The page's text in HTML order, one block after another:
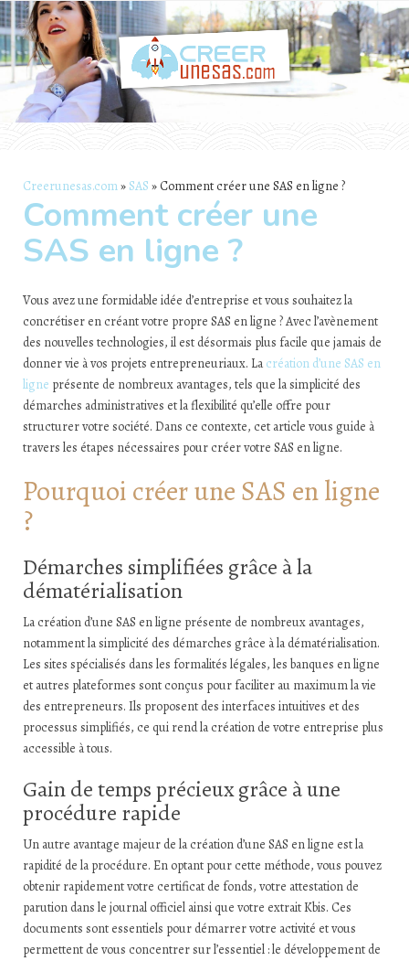
S
k
i
p
Creerunesas.com» SAS » Comment créer une SAS en ligne ?
Comment créer une
SAS en ligne ?
Vous avez une formidable idée d’entreprise et vous souhaitez la
concrétiser en créant votre propre SAS en ligne ? Avec l’avènement
des nouvelles technologies, il est désormais plus facile que jamais de
donner vie à vos projets entrepreneuriaux. La création d’une SAS en
ligne présente de nombreux avantages, tels que la simplicité des
démarches administratives et la flexibilité qu’elle offre pour
structurer votre société. Dans ce contexte, cet article vous guide à
travers les étapes nécessaires pour créer votre SAS en ligne.
Pourquoi créer une SAS en ligne
?
Démarches simplifiées grâce à la
dématérialisation
La création d’une SAS en ligne présente de nombreux avantages,
notamment la simplicité des démarches grâce à la dématérialisation.
Les sites spécialisés dans les formalités légales, les banques en ligne
et autres plateformes sont conçus pour faciliter au maximum la vie
des entrepreneurs. Ils proposent des interfaces intuitives et des
processus simplifiés, ce qui rend la création de votre entreprise plus
accessible à tous.
Gain de temps précieux grâce à une
procédure rapide
Un autre avantage majeur de la création d’une SAS en ligne est la
rapidité de la procédure. En optant pour cette méthode, vous pouvez
obtenir rapidement votre certificat de fonds, votre attestation de
parution dans le journal officiel ainsi que votre extrait Kbis. Ces
documents sont essentiels pour démarrer votre activité et vous
permettent de vous concentrer sur l’essentiel : le développement de